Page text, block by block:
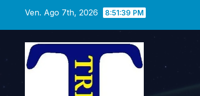
Ven. Ago 7th, 2026 8:51:40 PM